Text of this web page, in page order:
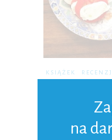
KSIĄŻEK
Zamień
zacznij
Pewnegona